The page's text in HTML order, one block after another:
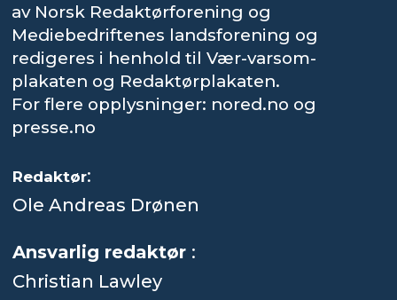
av Norsk Redaktørforening og
Mediebedriftenes landsforening og
redigeres i henhold til Vær-varsom-
plakaten og Redaktørplakaten.
For flere opplysninger: nored.no og
presse.no
Redaktør:
Ole Andreas Drønen
Ansvarlig redaktør :
Christian Lawley